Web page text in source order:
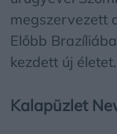
megszervezett
Előbb
kezdett új életet.
Kalapüzlet